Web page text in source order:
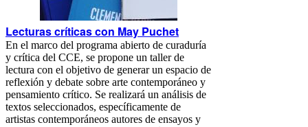
Lecturas críticas con May Puchet
En el marco del programa abierto de curaduría
y crítica del CCE, se propone un taller de
lectura con el objetivo de generar un espacio de
reflexión y debate sobre arte contemporáneo y
pensamiento crítico. Se realizará un análisis de
textos seleccionados, específicamente de
artistas contemporáneos autores de ensayos y